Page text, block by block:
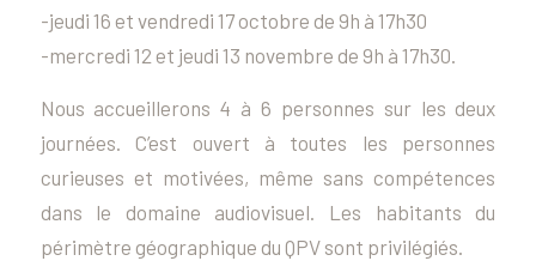
-jeudi 16 et vendredi 17 octobre de 9h à 17h30
-mercredi 12 et jeudi 13 novembre de 9h à 17h30.
Nous accueillerons 4 à 6 personnes sur les deux
journées. C’est ouvert à toutes les personnes
curieuses et motivées, même sans compétences
dans le domaine audiovisuel. Les habitants du
périmètre géographique du QPV sont privilégiés.